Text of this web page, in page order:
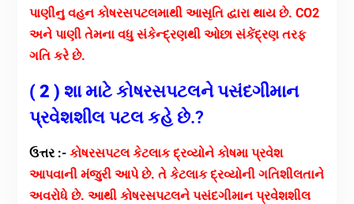
પાણીનુ વહન કોષરસપટલમાથી આસૃતિ દ્વારા થાય છે. CO2
અને પાણી તેમના વધુ સંકેન્દ્રણથી ઓછા સંકેંદ્રણ તરફ
ગતિ કરે છે.
( 2 ) શા માટે કોષરસપટલને પસંદગીમાન
પ્રવેશશીલ પટલ કહે છે.?
ઉત્તર :- કોષરસપટલ કેટલાક દ્રવ્યોને કોષમા પ્રવેશ
આપવાની મંજુરી આપે છે. તે કેટલાક દ્રવ્યોની ગતિશીલતાને
અવરોધે છે. આથી કોષરસપટલને પસંદગીમાન પ્રવેશશીલ